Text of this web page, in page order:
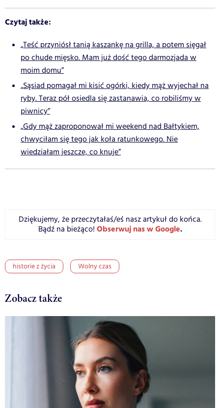
Czytaj także:
„Teść przyniósł tanią kaszankę na grilla, a potem sięgał
po chude mięsko. Mam już dość tego darmozjada w
moim domu”
„Sąsiad pomagał mi kisić ogórki, kiedy mąż wyjechał na
ryby. Teraz pół osiedla się zastanawia, co robiliśmy w
piwnicy”
„Gdy mąż zaproponował mi weekend nad Bałtykiem,
chwyciłam się tego jak koła ratunkowego. Nie
wiedziałam jeszcze, co knuje”
Dziękujemy, że przeczytałaś/eś nasz artykuł do końca.
Bądź na bieżąco! Obserwuj nas w Google.
historie z życia Wolny czas
Zobacz także